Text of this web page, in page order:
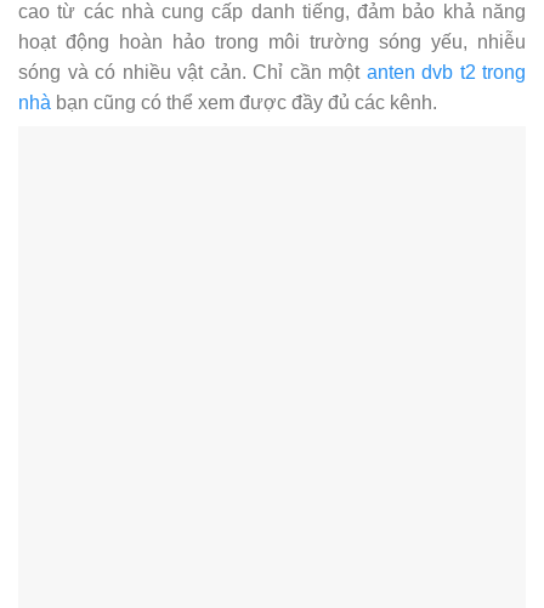
cao từ các nhà cung cấp danh tiếng, đảm bảo khả năng
hoạt động hoàn hảo trong môi trường sóng yếu, nhiễu
sóng và có nhiều vật cản. Chỉ cần một anten dvb t2 trong
nhà bạn cũng có thể xem được đầy đủ các kênh.